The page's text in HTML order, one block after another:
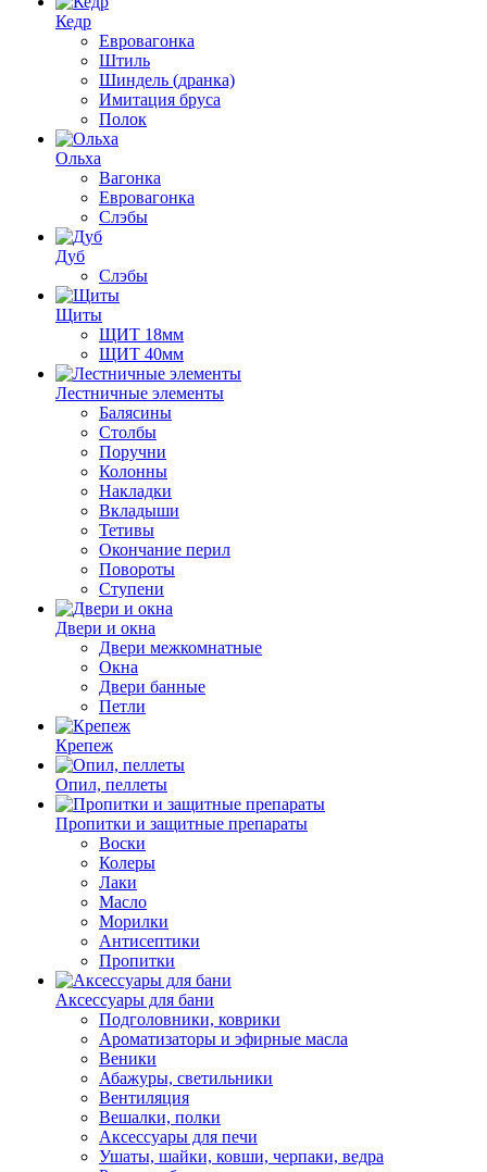
Кедр
Евровагонка
Штиль
Шиндель (дранка)
Имитация бруса
Полок
Ольха
Вагонка
Евровагонка
Слэбы
Дуб
Слэбы
Щиты
ЩИТ 18мм
ЩИТ 40мм
Лестничные элементы
Балясины
Столбы
Поручни
Колонны
Накладки
Вкладыши
Тетивы
Окончание перил
Повороты
Ступени
Двери и окна
Двери межкомнатные
Окна
Двери банные
Петли
Крепеж
Опил, пеллеты
Пропитки и защитные препараты
Воски
Колеры
Лаки
Масло
Морилки
Антисептики
Пропитки
Аксессуары для бани
Подголовники, коврики
Ароматизаторы и эфирные масла
Веники
Абажуры, светильники
Вентиляция
Вешалки, полки
Аксессуары для печи
Ушаты, шайки, ковши, черпаки, ведра